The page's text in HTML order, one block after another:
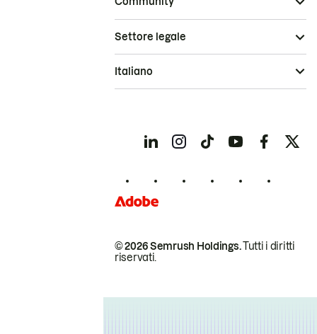
© 2026 Semrush Holdings.Tutti i diritti
riservati.
Settore legale
Italiano